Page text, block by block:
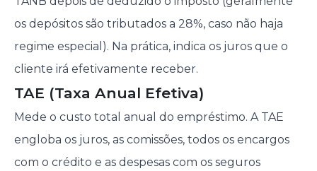
os depósitos são tributados a 28%, caso não haja
regime especial). Na prática, indica os juros que o
cliente irá efetivamente receber.
TAE (Taxa Anual Efetiva)
Mede o custo total anual do empréstimo. A TAE
engloba os juros, as comissões, todos os encargos
com o crédito e as despesas com os seguros